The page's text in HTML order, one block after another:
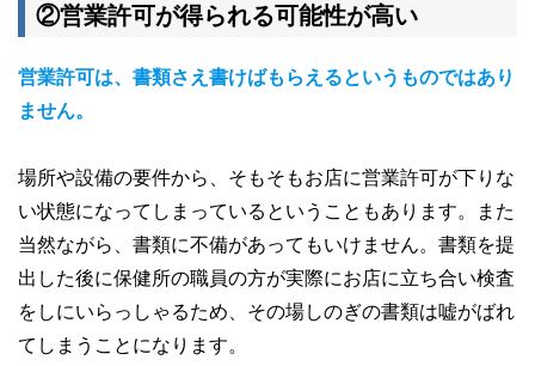
②営業許可が得られる可能性が高い
営業許可は、書類さえ書けばもらえるというものではあり
ません。
場所や設備の要件から、そもそもお店に営業許可が下りな
い状態になってしまっているということもあります。また
当然ながら、書類に不備があってもいけません。書類を提
出した後に保健所の職員の方が実際にお店に立ち合い検査
をしにいらっしゃるため、その場しのぎの書類は嘘がばれ
てしまうことになります。